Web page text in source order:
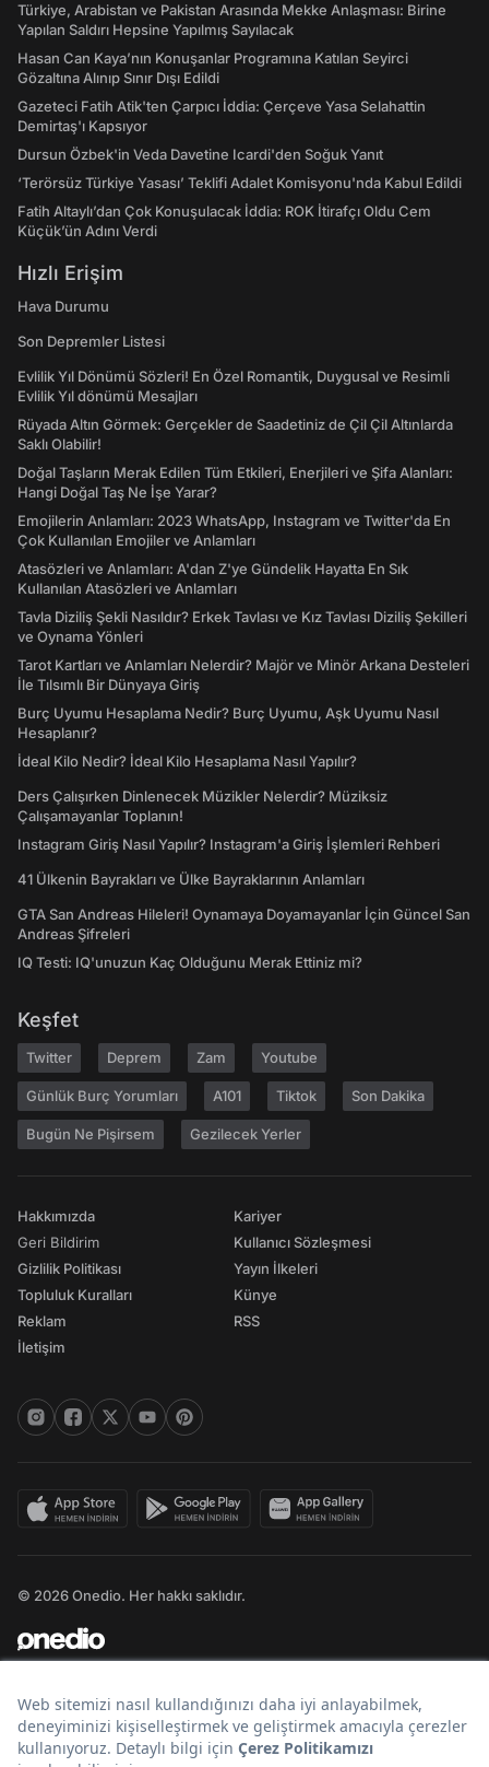
Türkiye, Arabistan ve Pakistan Arasında Mekke Anlaşması: Birine
Yapılan Saldırı Hepsine Yapılmış Sayılacak
Hasan Can Kaya’nın Konuşanlar Programına Katılan Seyirci
Gözaltına Alınıp Sınır Dışı Edildi
Gazeteci Fatih Atik'ten Çarpıcı İddia: Çerçeve Yasa Selahattin
Demirtaş'ı Kapsıyor
Dursun Özbek'in Veda Davetine Icardi'den Soğuk Yanıt
‘Terörsüz Türkiye Yasası’ Teklifi Adalet Komisyonu'nda Kabul Edildi
Fatih Altaylı’dan Çok Konuşulacak İddia: ROK İtirafçı Oldu Cem
Küçük’ün Adını Verdi
Hızlı Erişim
Hava Durumu
Son Depremler Listesi
Evlilik Yıl Dönümü Sözleri! En Özel Romantik, Duygusal ve Resimli
Evlilik Yıl dönümü Mesajları
Rüyada Altın Görmek: Gerçekler de Saadetiniz de Çil Çil Altınlarda
Saklı Olabilir!
Doğal Taşların Merak Edilen Tüm Etkileri, Enerjileri ve Şifa Alanları:
Hangi Doğal Taş Ne İşe Yarar?
Emojilerin Anlamları: 2023 WhatsApp, Instagram ve Twitter'da En
Çok Kullanılan Emojiler ve Anlamları
Atasözleri ve Anlamları: A'dan Z'ye Gündelik Hayatta En Sık
Kullanılan Atasözleri ve Anlamları
Tavla Diziliş Şekli Nasıldır? Erkek Tavlası ve Kız Tavlası Diziliş Şekilleri
ve Oynama Yönleri
Tarot Kartları ve Anlamları Nelerdir? Majör ve Minör Arkana Desteleri
İle Tılsımlı Bir Dünyaya Giriş
Burç Uyumu Hesaplama Nedir? Burç Uyumu, Aşk Uyumu Nasıl
Hesaplanır?
İdeal Kilo Nedir? İdeal Kilo Hesaplama Nasıl Yapılır?
Ders Çalışırken Dinlenecek Müzikler Nelerdir? Müziksiz
Çalışamayanlar Toplanın!
Instagram Giriş Nasıl Yapılır? Instagram'a Giriş İşlemleri Rehberi
41 Ülkenin Bayrakları ve Ülke Bayraklarının Anlamları
GTA San Andreas Hileleri! Oynamaya Doyamayanlar İçin Güncel San
Andreas Şifreleri
IQ Testi: IQ'unuzun Kaç Olduğunu Merak Ettiniz mi?
Keşfet
Twitter Deprem Zam Youtube
Günlük Burç Yorumları A101 Tiktok Son Dakika
Bugün Ne Pişirsem Gezilecek Yerler
Hakkımızda
Geri Bildirim
Gizlilik Politikası
Topluluk Kuralları
Reklam
İletişim
Kariyer
Kullanıcı Sözleşmesi
Yayın İlkeleri
Künye
RSS
© 2026 Onedio. Her hakkı saklıdır.
Bir markasıdır.